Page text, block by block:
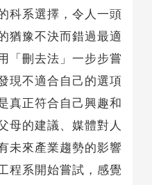
科系選擇，令人一頭
猶豫不決而錯過最適
「刪去法」一步步嘗
現不適合自己的選項
真正符合自己興趣和
母的建議、媒體對人
未來產業趨勢的影響
程系開始嘗試，感覺